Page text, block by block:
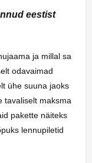
eestist
ja millal sa
odavaimad
ühe suuna jaoks
tavaliselt maksma
pakette näiteks
lennupiletid